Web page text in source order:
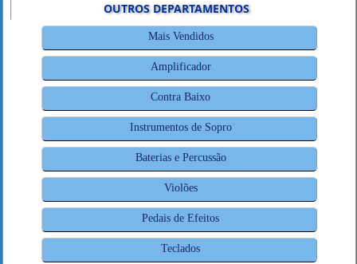
OUTROS DEPARTAMENTOS
Mais Vendidos
Amplificador
Contra Baixo
Instrumentos de Sopro
Baterias e Percussão
Violões
Pedais de Efeitos
Teclados